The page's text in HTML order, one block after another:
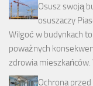
Osusz swoją
osuszaczy
Wilgoć w budynkach
poważnych
zdrowia mieszkańców.
Ochrona